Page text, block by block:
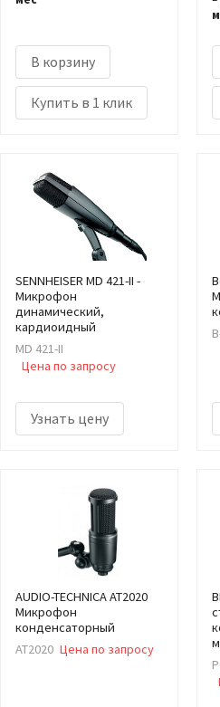
В корзину
Купить в 1 клик
SENNHEISER MD 421-II -
Микрофон
динамический,
кардиоидный
MD 421-II
Цена по запросу
Узнать цену
AUDIO-TECHNICA AT2020
Микрофон
конденсаторный
AT2020 Цена по запросу